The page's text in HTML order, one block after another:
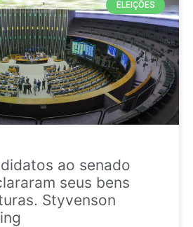
ELEIÇÕES
ao senado
seus bens
Styvenson